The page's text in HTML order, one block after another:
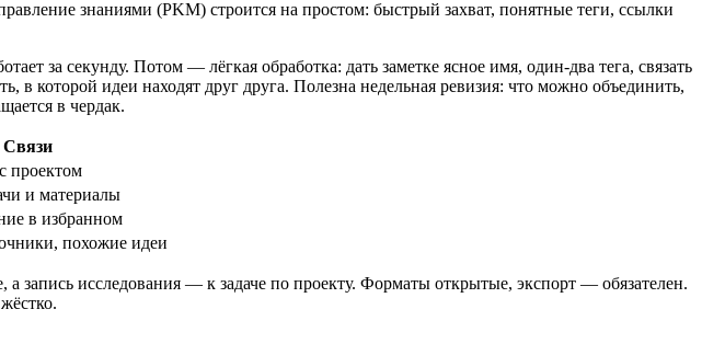
знаниями (PKM) строится на простом: быстрый захват, понятные теги, ссылки
за секунду. Потом — лёгкая обработка: дать заметке ясное имя, один‑два тега, связать
в которой идеи находят друг друга. Полезна недельная ревизия: что можно объединить,
в чердак.
Связи
проектом
и материалы
в избранном
похожие идеи
запись исследования — к задаче по проекту. Форматы открытые, экспорт — обязателен.